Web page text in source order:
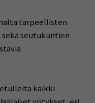
tarpeellisten
seutukuntien
kaikki